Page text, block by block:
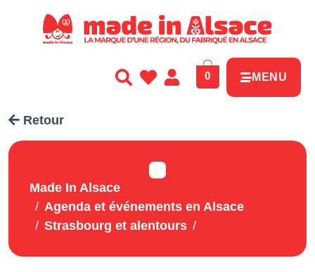
0 MENU
Retour
Made In Alsace
Agenda et événements en Alsace
Strasbourg et alentours